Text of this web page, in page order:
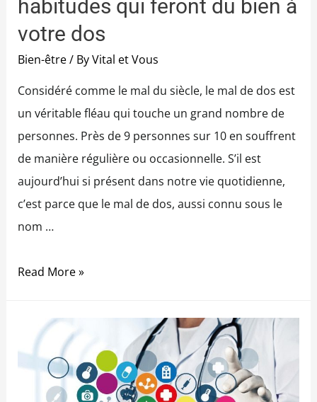
habitudes qui feront du bien à
votre dos
Bien-être/ ByVital et Vous
Considéré comme le mal du siècle, le mal de dos est
un véritable fléau qui touche un grand nombre de
personnes. Près de 9 personnes sur 10 en souffrent
de manière régulière ou occasionnelle. S’il est
aujourd’hui si présent dans notre vie quotidienne,
c’est parce que le mal de dos, aussi connu sous le
nom …
Read More »